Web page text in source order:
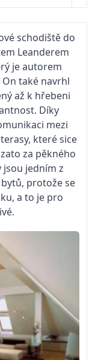
schodiště do
Leanderem
je autorem
také navrhl
až k hřebeni
Díky
mezi
které sice
za pěkného
jsou jedním z
protože se
a to je pro